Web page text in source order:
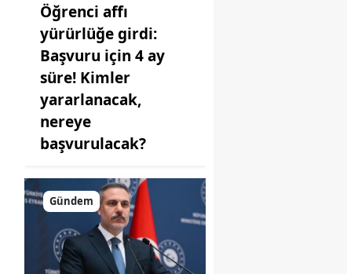
Öğrenci affı
yürürlüğe girdi:
Başvuru için 4 ay
süre! Kimler
yararlanacak,
nereye
başvurulacak?
Gündem